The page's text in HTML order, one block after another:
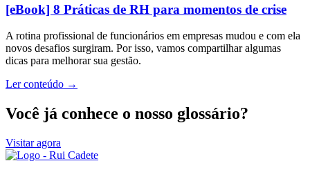
[eBook] 8 Práticas de RH para momentos de crise
A rotina profissional de funcionários em empresas mudou e com ela
novos desafios surgiram. Por isso, vamos compartilhar algumas
dicas para melhorar sua gestão.
Ler conteúdo →
Você já conhece o nosso glossário?
Visitar agora